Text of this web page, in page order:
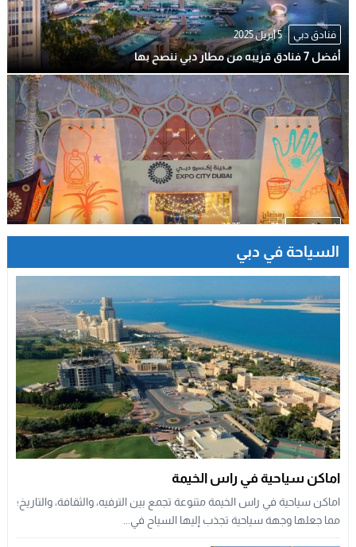
فنادق دبي 5 أبريل 2025
أفضل 7 فنادق قريبه من مطار دبي ننصح بها
اسواق دبي 21 مارس 2025
الفضيل
السياحة في دبي
اماكن سياحية في راس الخيمة
اماكن سياحية في راس الخيمة متنوعة تجمع بين الترفيه، والثقافة، والتاريخ؛
مما جعلها وجهة سياحية تجذب إليها السياح في...